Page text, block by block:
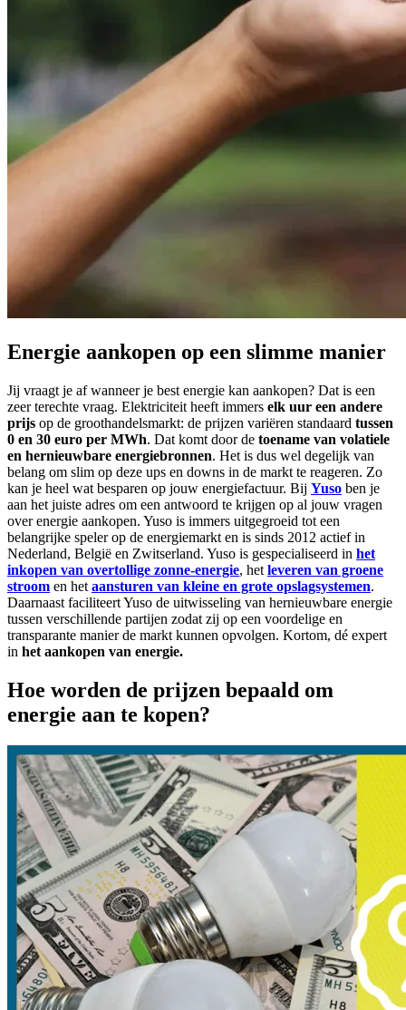
Energie aankopen op een slimme manier
Jij vraagt je af wanneer je best energie kan aankopen? Dat is een
zeer terechte vraag. Elektriciteit heeft immers elk uur een andere
prijs op de groothandelsmarkt: de prijzen variëren standaard tussen
0 en 30 euro per MWh. Dat komt door de toename van volatiele
en hernieuwbare energiebronnen. Het is dus wel degelijk van
belang om slim op deze ups en downs in de markt te reageren. Zo
kan je heel wat besparen op jouw energiefactuur. Bij Yuso ben je
aan het juiste adres om een antwoord te krijgen op al jouw vragen
over energie aankopen. Yuso is immers uitgegroeid tot een
belangrijke speler op de energiemarkt en is sinds 2012 actief in
Nederland, België en Zwitserland. Yuso is gespecialiseerd in het
inkopen van overtollige zonne-energie, het leveren van groene
stroom en het aansturen van kleine en grote opslagsystemen.
Daarnaast faciliteert Yuso de uitwisseling van hernieuwbare energie
tussen verschillende partijen zodat zij op een voordelige en
transparante manier de markt kunnen opvolgen. Kortom, dé expert
in het aankopen van energie.
Hoe worden de prijzen bepaald om
energie aan te kopen?